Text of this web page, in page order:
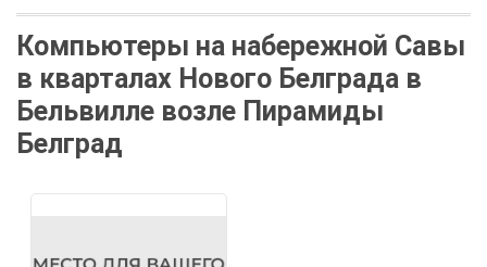
Компьютеры на набережной Савы
в кварталах Нового Белграда в
Бельвилле возле Пирамиды
Белград